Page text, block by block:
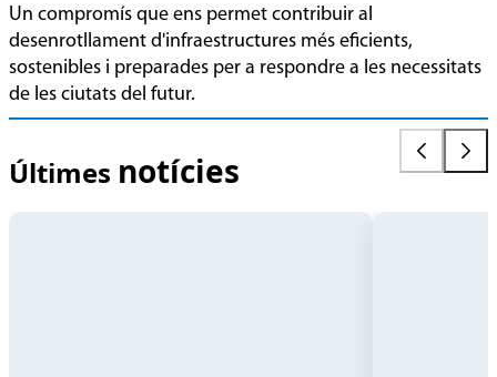
Un compromís que ens permet contribuir al
desenrotllament d'infraestructures més eficients,
sostenibles i preparades per a respondre a les necessitats
de les ciutats del futur.
Últimes notícies
Quan
les
dades
abans
que
08-
05
Pioners
el
sector
hídric
2026-
07-